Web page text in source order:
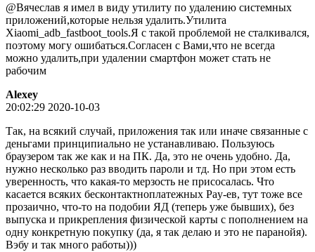
@Вячеслав я имел в виду утилиту по удалению системных
приложений,которые нельзя удалить.Утилита
Xiaomi_adb_fastboot_tools.Я с такой проблемой не сталкивался,
поэтому могу ошибаться.Согласен с Вами,что не всегда
можно удалить,при удалении смартфон может стать не
рабочим
Alexey
20:02:29 2020-10-03
Так, на всякий случай, приложения так или иначе связанные с
деньгами принципиально не устанавливаю. Пользуюсь
браузером так же как и на ПК. Да, это не очень удобно. Да,
нужно несколько раз вводить пароли и тд. Но при этом есть
уверенность, что какая-то мерзость не присосалась. Что
касается всяких бесконтактноплатежных Pay-ев, тут тоже все
прозаично, что-то на подобии ЯД (теперь уже бывших), без
выпуска и прикрепления физической карты с пополнением на
одну конкретную покупку (да, я так делаю и это не паранойя).
Вэбу и так много работы)))